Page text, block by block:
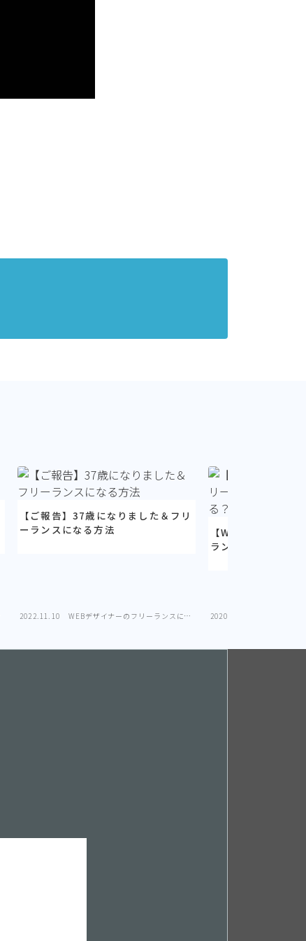
【ご報告】37歳になりました＆フリ
ーランスになる方法
2022.11.10
WEBデザイナーのフリーランスにな
【WEBデザイナー
ランスとして働く
2020.07.28